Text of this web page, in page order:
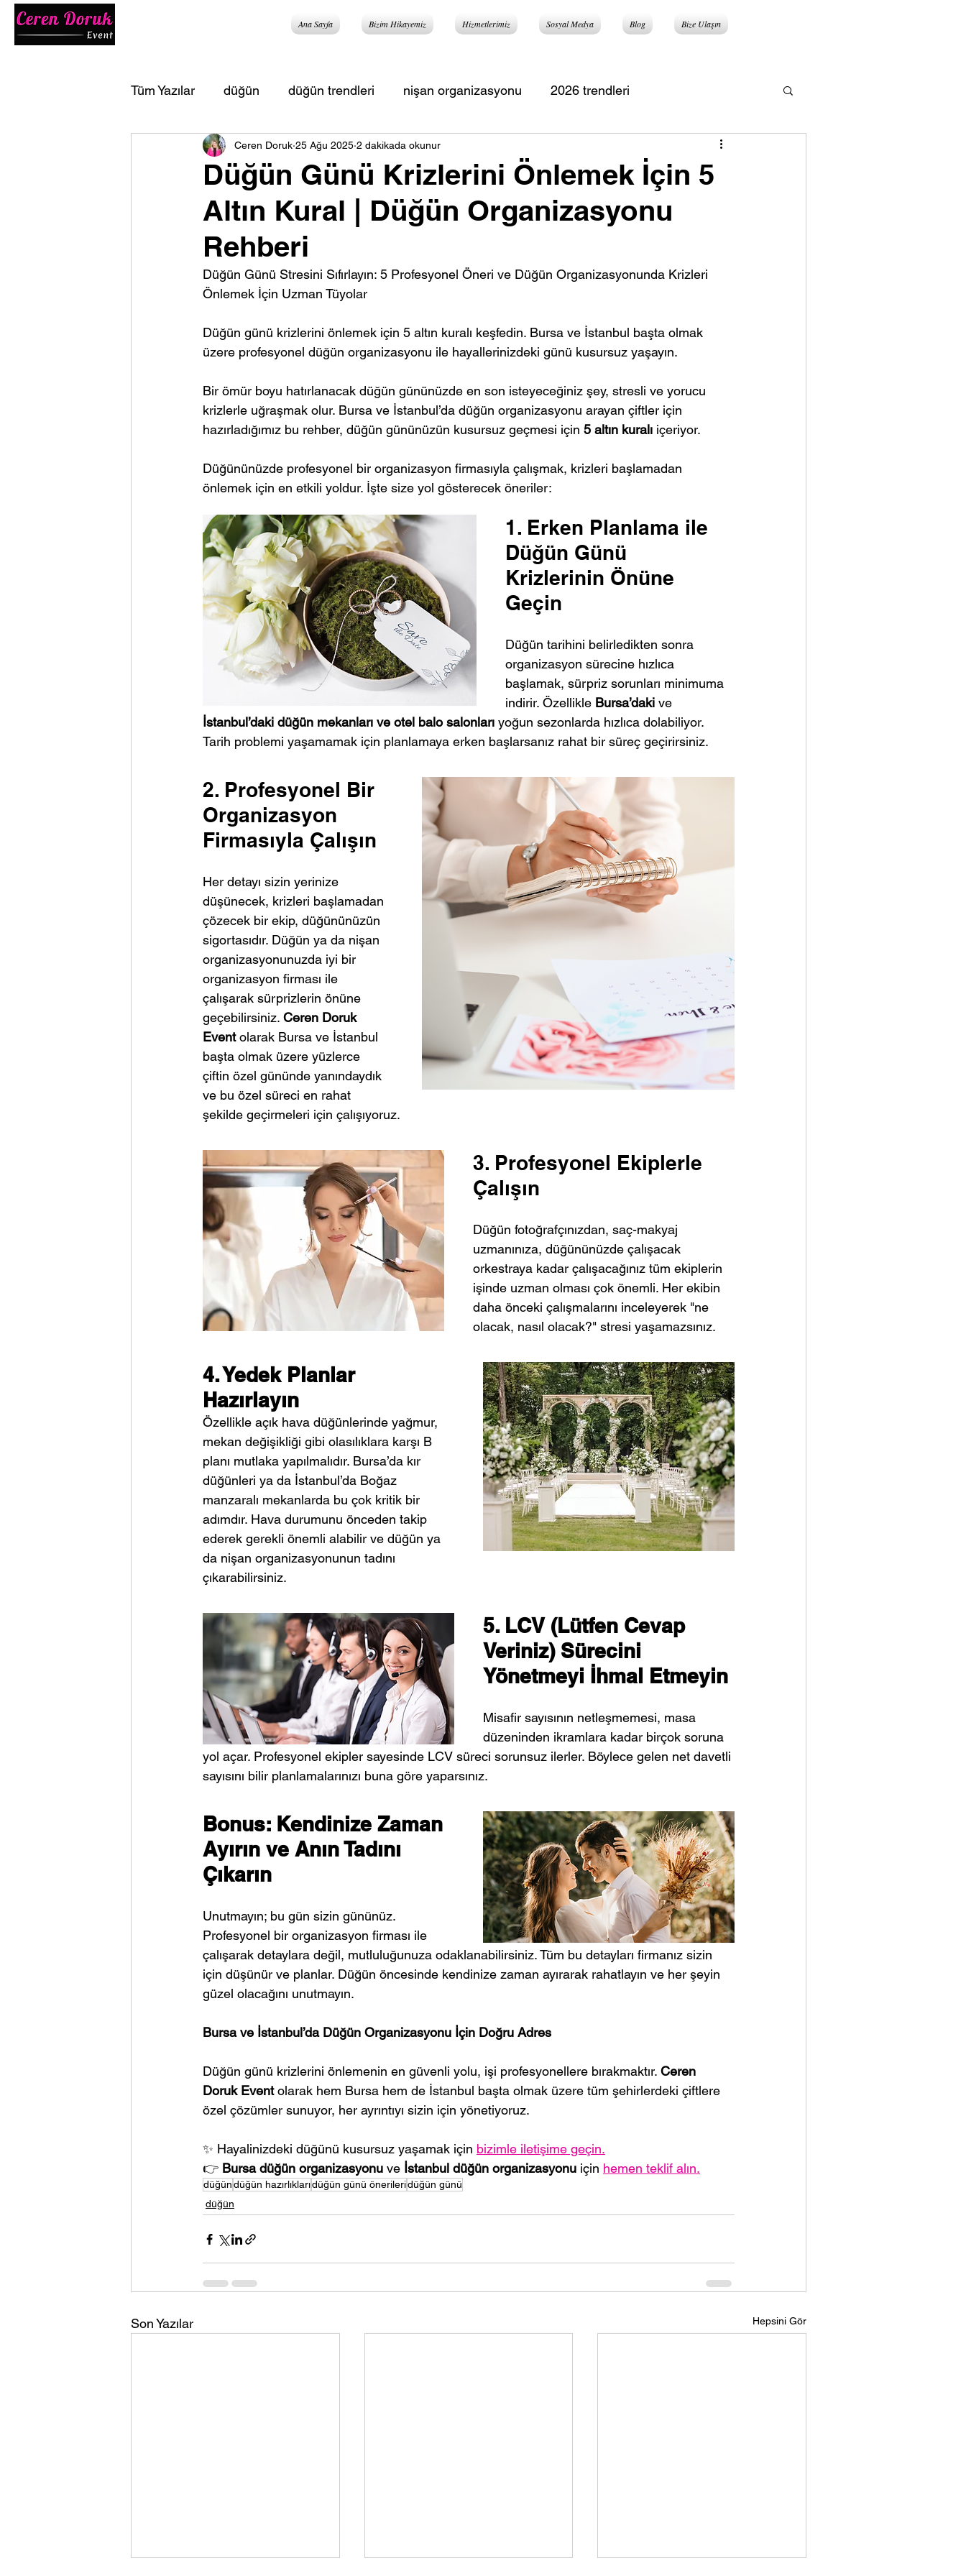
Ana Sayfa Bizim Hikayemiz Hizmetlerimiz Sosyal Medya Blog Bize Ulaşın
Tüm Yazılar düğün düğün trendleri nişan organizasyonu 2026 trendleri
düğün ve organizasyon rehberi
Düğün Günü Krizlerini Önlemek İçin 5
Altın Kural | Düğün Organizasyonu
Rehberi
Ceren Doruk 25 Ağu 2025 2 dakikada okunur
Düğün Günü Stresini Sıfırlayın: 5 Profesyonel Öneri ve Düğün Organizasyonunda Krizleri
Önlemek İçin Uzman Tüyolar
Düğün günü krizlerini önlemek için 5 altın kuralı keşfedin. Bursa ve İstanbul başta olmak
üzere profesyonel düğün organizasyonu ile hayallerinizdeki günü kusursuz yaşayın.
Bir ömür boyu hatırlanacak düğün gününüzde en son isteyeceğiniz şey, stresli ve yorucu
krizlerle uğraşmak olur. Bursa ve İstanbul’da düğün organizasyonu arayan çiftler için
hazırladığımız bu rehber, düğün gününüzün kusursuz geçmesi için 5 altın kuralı içeriyor.
Düğününüzde profesyonel bir organizasyon firmasıyla çalışmak, krizleri başlamadan
önlemek için en etkili yoldur. İşte size yol gösterecek öneriler:
1. Erken Planlama ile
Düğün Günü
Krizlerinin Önüne
Geçin
Düğün tarihini belirledikten sonra
organizasyon sürecine hızlıca
başlamak, sürpriz sorunları minimuma
indirir. Özellikle Bursa’daki ve
İstanbul’daki düğün mekanları ve otel balo salonları yoğun sezonlarda hızlıca dolabiliyor.
Tarih problemi yaşamamak için planlamaya erken başlarsanız rahat bir süreç geçirirsiniz.
2. Profesyonel Bir
Organizasyon
Firmasıyla Çalışın
Her detayı sizin yerinize
düşünecek, krizleri başlamadan
çözecek bir ekip, düğününüzün
sigortasıdır. Düğün ya da nişan
organizasyonunuzda iyi bir
organizasyon firması ile
çalışarak sürprizlerin önüne
geçebilirsiniz. Ceren Doruk
Event olarak Bursa ve İstanbul
başta olmak üzere yüzlerce
çiftin özel gününde yanındaydık
ve bu özel süreci en rahat
şekilde geçirmeleri için çalışıyoruz.
3. Profesyonel Ekiplerle
Çalışın
Düğün fotoğrafçınızdan, saç-makyaj
uzmanınıza, düğününüzde çalışacak
orkestraya kadar çalışacağınız tüm ekiplerin
işinde uzman olması çok önemli. Her ekibin
daha önceki çalışmalarını inceleyerek "ne
olacak, nasıl olacak?" stresi yaşamazsınız.
4. Yedek Planlar
Hazırlayın
Özellikle açık hava düğünlerinde yağmur,
mekan değişikliği gibi olasılıklara karşı B
planı mutlaka yapılmalıdır. Bursa’da kır
düğünleri ya da İstanbul’da Boğaz
manzaralı mekanlarda bu çok kritik bir
adımdır. Hava durumunu önceden takip
ederek gerekli önemli alabilir ve düğün ya
da nişan organizasyonunun tadını
çıkarabilirsiniz.
5. LCV (Lütfen Cevap
Veriniz) Sürecini
Yönetmeyi İhmal Etmeyin
Misafir sayısının netleşmemesi, masa
düzeninden ikramlara kadar birçok soruna
yol açar. Profesyonel ekipler sayesinde LCV süreci sorunsuz ilerler. Böylece gelen net davetli
sayısını bilir planlamalarınızı buna göre yaparsınız.
Bonus: Kendinize Zaman
Ayırın ve Anın Tadını
Çıkarın
Unutmayın; bu gün sizin gününüz.
Profesyonel bir organizasyon firması ile
çalışarak detaylara değil, mutluluğunuza odaklanabilirsiniz. Tüm bu detayları firmanız sizin
için düşünür ve planlar. Düğün öncesinde kendinize zaman ayırarak rahatlayın ve her şeyin
güzel olacağını unutmayın.
Bursa ve İstanbul’da Düğün Organizasyonu İçin Doğru Adres
Düğün günü krizlerini önlemenin en güvenli yolu, işi profesyonellere bırakmaktır. Ceren
Doruk Event olarak hem Bursa hem de İstanbul başta olmak üzere tüm şehirlerdeki çiftlere
özel çözümler sunuyor, her ayrıntıyı sizin için yönetiyoruz.
✨ Hayalinizdeki düğünü kusursuz yaşamak için bizimle iletişime geçin.
👉 Bursa düğün organizasyonu ve İstanbul düğün organizasyonu için hemen teklif alın.
düğündüğün hazırlıklarıdüğün günü önerileridüğün günü
düğün
Son Yazılar Hepsini Gör